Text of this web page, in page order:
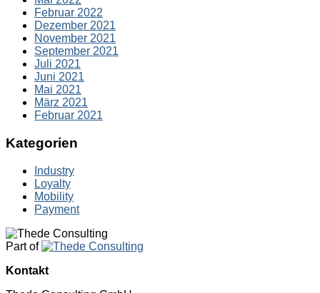
Februar 2022
Dezember 2021
November 2021
September 2021
Juli 2021
Juni 2021
Mai 2021
März 2021
Februar 2021
Kategorien
Industry
Loyalty
Mobility
Payment
Part of
Kontakt